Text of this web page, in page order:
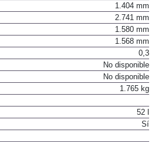
1.404 mm
2.741 mm
1.580 mm
1.568 mm
0,3
No disponible
No disponible
1.765 kg
52 l
Sí